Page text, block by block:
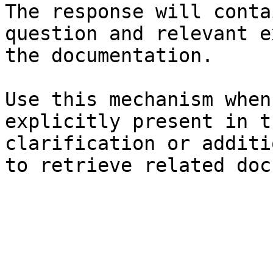
The response will
question and relevant
the documentation.
Use this mechanism
explicitly present in
clarification or